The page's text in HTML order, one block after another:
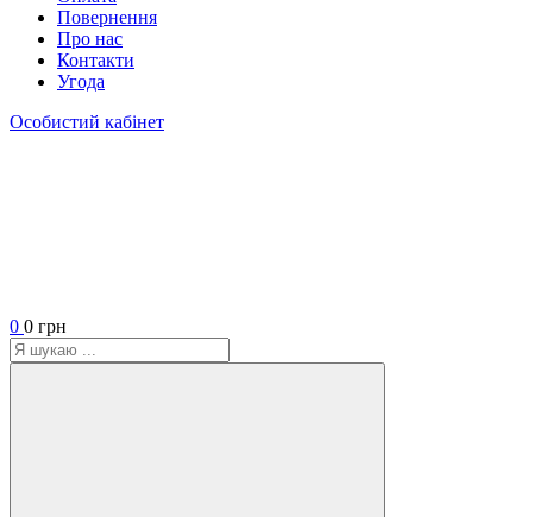
Повернення
Про нас
Контакти
Угода
Особистий кабінет
0 0 грн